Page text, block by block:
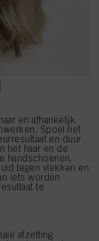
en afhankelijk
Spoel het
en duur
het haar en de
handschoenen,
tegen vlekken en
iets worden
te
afzetting.